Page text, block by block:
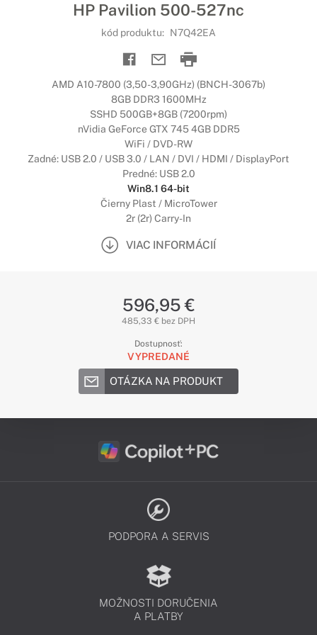
HP Pavilion 500-527nc
kód produktu: N7Q42EA
AMD A10-7800 (3,50-3,90GHz) (BNCH-3067b)
8GB DDR3 1600MHz
SSHD 500GB+8GB (7200rpm)
nVidia GeForce GTX 745 4GB DDR5
WiFi / DVD-RW
Zadné: USB 2.0 / USB 3.0 / LAN / DVI / HDMI / DisplayPort
Predné: USB 2.0
Win8.1 64-bit
Čierny Plast / MicroTower
2r (2r) Carry-In
VIAC INFORMÁCIÍ
596,95 €
485,33 € bez DPH
Dostupnosť:
VYPREDANÉ
OTÁZKA NA PRODUKT
PODPORA A SERVIS
MOŽNOSTI DORUČENIA
A PLATBY